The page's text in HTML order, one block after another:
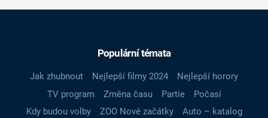
Populární témata
Jak zhubnout Nejlepší filmy 2024
Nejlepší horory
TV program
Změna času Partie
Počasí
Kdy budou volby
ZOO Nové začátky
Auto – katalog